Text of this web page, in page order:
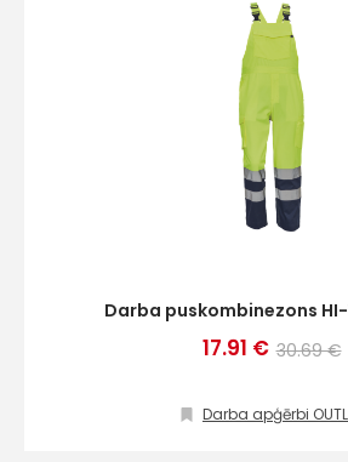
Darba puskombinezons HI-
17.91 € 30.69 €
Darba apģērbi